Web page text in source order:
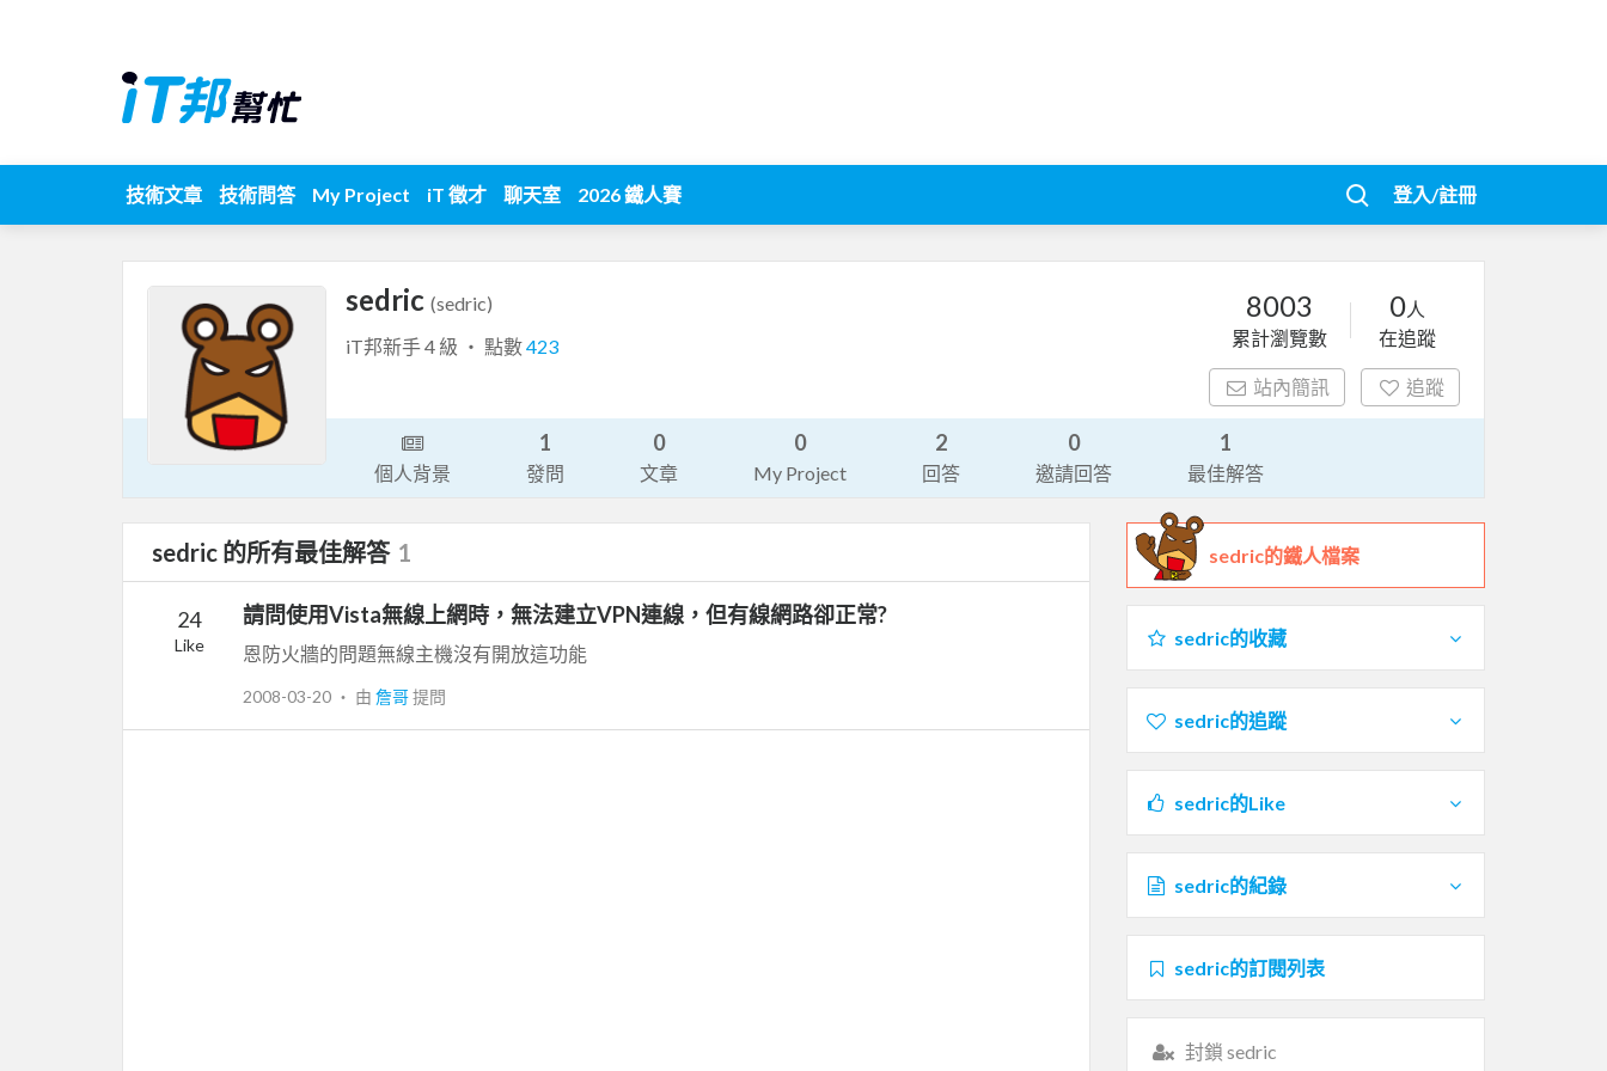
技術文章 技術問答 My Project iT 徵才 聊天室 2026 鐵人賽 登入/註冊
sedric (sedric)
iT邦新手 4 級 ‧ 點數423
8003
累計瀏覽數
0人
在追蹤
站內簡訊 追蹤
個人背景
1
發問
0
文章
0
My Project
2
回答
0
邀請回答
1
最佳解答
sedric 的所有最佳解答 1
24
Like
請問使用Vista無線上網時，無法建立VPN連線，但有線網路卻正常?
恩防火牆的問題無線主機沒有開放這功能
2008-03-20 ‧ 由 詹哥提問
sedric的鐵人檔案
sedric的收藏
sedric的追蹤
sedric的Like
sedric的紀錄
sedric的訂閱列表
封鎖 sedric